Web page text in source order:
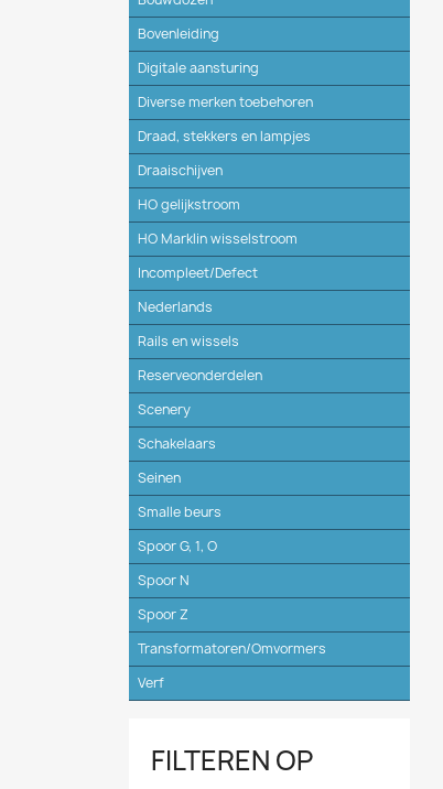
Bovenleiding
Digitale aansturing
Diverse merken toebehoren
Draad, stekkers en lampjes
Draaischijven
HO gelijkstroom
HO Marklin wisselstroom
Incompleet/Defect
Nederlands
Rails en wissels
Reserveonderdelen
Scenery
Schakelaars
Seinen
Smalle beurs
Spoor G, 1, O
Spoor N
Spoor Z
Transformatoren/Omvormers
Verf
FILTEREN OP